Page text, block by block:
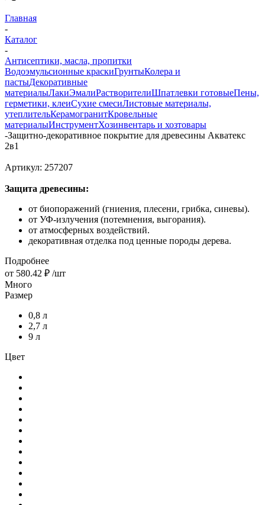
Главная
-
Каталог
-
Антисептики, масла, пропитки
Водоэмульсионные краскиГрунтыКолера и
пастыДекоративные
материалыЛакиЭмалиРастворителиШпатлевки готовыеПены,
герметики, клеиСухие смесиЛистовые материалы,
утеплительКерамогранитКровельные
материалыИнструментХозинвентарь и хозтовары
-Защитно-декоративное покрытие для древесины Акватекс
2в1
Артикул: 257207
Защита древесины:
от биопоражений (гниения, плесени, грибка, синевы).
от УФ-излучения (потемнения, выгорания).
от атмосферных воздействий.
декоративная отделка под ценные породы дерева.
Подробнее
от 580.42 ₽ /шт
Много
Размер
0,8 л
2,7 л
9 л
Цвет